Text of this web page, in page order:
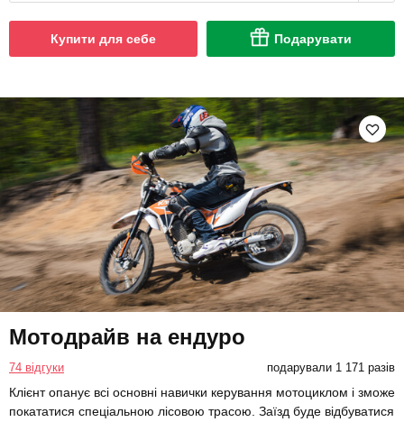
Купити для себе Подарувати
Мотодрайв на ендуро
74 відгуки подарували 1 171 разів
Клієнт опанує всі основні навички керування мотоциклом і зможе
покататися спеціальною лісовою трасою. Заїзд буде відбуватися